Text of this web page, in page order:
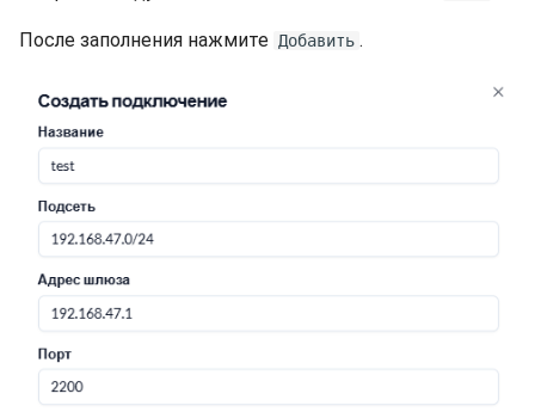
После заполнения нажмите Добавить .